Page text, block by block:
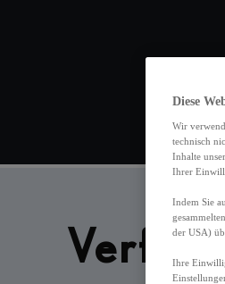
Diese
Wir
technisch
Inhalte
Ihrer
Indem Sie
der USA)
Ihre